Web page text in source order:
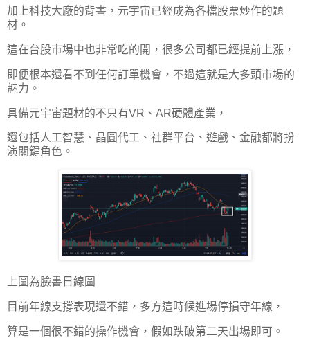
加上科技大廠的背書，元宇宙已經成為各檔股票炒作的題
材。
這在台股市場中也非常吃的開，很多公司都已經提前上漲，
即便根本還看不到任何訂單機會，不過這就是大多頭市場的
魅力。
具備元宇宙題材的不只有VR、AR硬體產業，
還包括人工智慧、晶圓代工、社群平台、遊戲、金融都將扮
演關鍵角色。
上圖為臉書日線圖
目前年線支撐表現還不錯，多方這時候進場停損守年線，
算是一個很不錯的操作機會，假如跌破第二天出場即可。